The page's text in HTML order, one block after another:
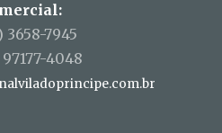
3658-7945
97177-4048